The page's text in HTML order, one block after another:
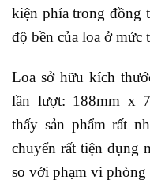
kiện phía trong đồng
độ bền của loa ở mức
Loa sở hữu kích
lần lượt: 188mm x
thấy sản phẩm rất
chuyển rất tiện dụng
so với phạm vi